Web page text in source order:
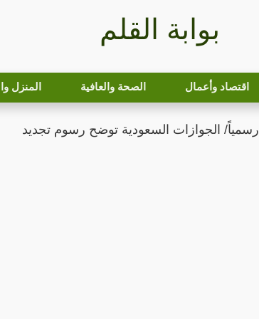
بوابة القلم
اقتصاد وأعمال الصحة والعافية المنزل
رسمياً/ الجوازات السعودية توضح رسوم تجديد